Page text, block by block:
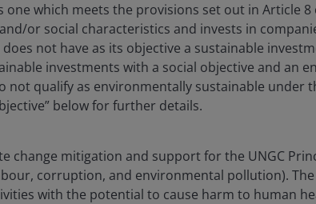
one which meets the provisions set out in Article 8
or social characteristics and invests in
not have as its objective a sustainable
investments with a social objective and an
qualify as environmentally sustainable under
below for further details.
change mitigation and support for the UNGC
corruption, and environmental pollution). The
with the potential to cause harm to human